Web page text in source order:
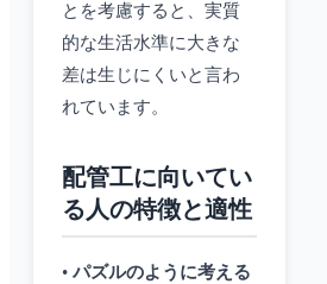
とを考慮すると、実質
的な生活水準に大きな
差は生じにくいと言わ
れています。
配管工に向いてい
る人の特徴と適性
• パズルのように考える